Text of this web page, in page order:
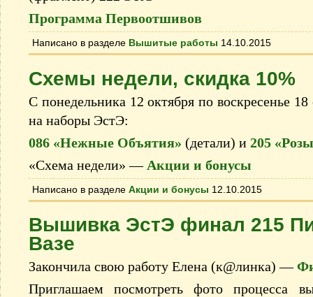
Программа Первоотшивов
Написано в разделе Вышитые работы 14.10.2015
Схемы недели, скидка 10%
С понедельника 12 октября по воскресенье 18
на наборы ЭстЭ:
086 «Нежные Объятия» (детали) и 205
«Схема недели» — Акции и бонусы
Написано в разделе Акции и бонусы 12.10.2015
Вышивка ЭстЭ финал 215
Вазе
Закончила свою работу Елена (к@линка) —
Приглашаем посмотреть фото процесса